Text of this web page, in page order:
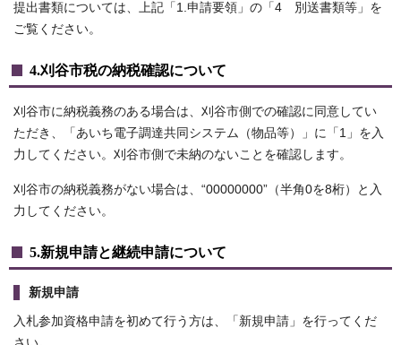
提出書類については、上記「1.申請要領」の「4 別送書類等」を
ご覧ください。
4.刈谷市税の納税確認について
刈谷市に納税義務のある場合は、刈谷市側での確認に同意してい
ただき、「あいち電子調達共同システム（物品等）」に「1」を入
力してください。刈谷市側で未納のないことを確認します。
刈谷市の納税義務がない場合は、“00000000”（半角0を8桁）と入
力してください。
5.新規申請と継続申請について
新規申請
入札参加資格申請を初めて行う方は、「新規申請」を行ってくだ